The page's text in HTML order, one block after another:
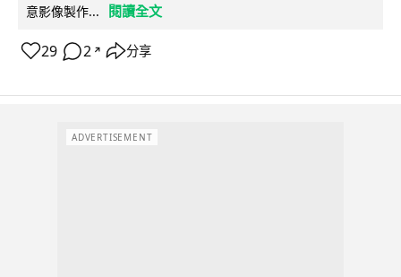
意影像製作...
閱讀全文
29 2 ↗ 分享
ADVERTISEMENT